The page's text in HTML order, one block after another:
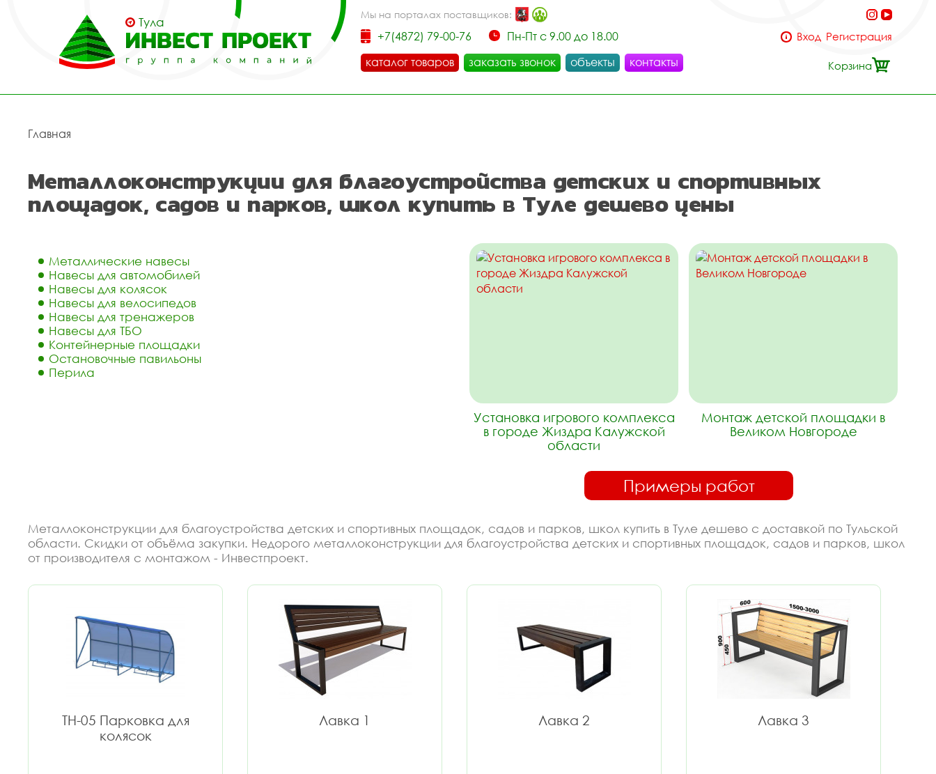
Тула
Мы на порталах поставщиков:
+7(4872) 79-00-76
Пн-Пт с 9.00 до 18.00
каталог товаров
заказать звонок объекты контакты
Вход Регистрация
Корзина
Главная
Металлоконструкции для благоустройства детских и спортивных
площадок, садов и парков, школ купить в Туле дешево цены
Металлические навесы
Навесы для автомобилей
Навесы для колясок
Навесы для велосипедов
Навесы для тренажеров
Навесы для ТБО
Контейнерные площадки
Остановочные павильоны
Перила
Установка игрового комплекса
в городе Жиздра Калужской
области
Монтаж детской площадки в
Великом Новгороде
Примеры работ
Металлоконструкции для благоустройства детских и спортивных площадок, садов и парков, школ купить в Туле дешево с доставкой по Тульской
области. Скидки от объёма закупки. Недорого металлоконструкции для благоустройства детских и спортивных площадок, садов и парков, школ
от производителя с монтажом - Инвестпроект.
ТН-05 Парковка для
колясок
Лавка 1 Лавка 2 Лавка 3